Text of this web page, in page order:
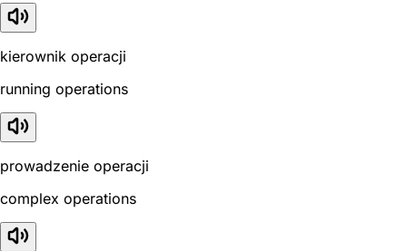
kierownik operacji
running operations
prowadzenie operacji
complex operations